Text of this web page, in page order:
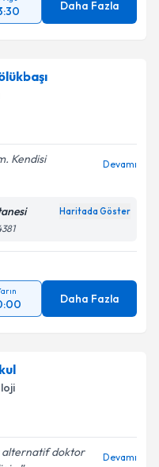
Daha Fazla
Kendisi
Devamı
Haritada Göster
Daha Fazla
alternatif doktor
Devamı